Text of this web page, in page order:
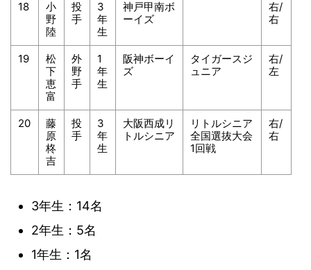
18
小
野
陸
投
手
3
年
生
神戸甲南ボ
ーイズ
右/
右
19
松
下
恵
富
外
野
手
1
年
生
阪神ボーイ
ズ
タイガースジ
ュニア
右/
左
20
藤
原
柊
吉
投
手
3
年
生
大阪西成リ
トルシニア
リトルシニア
全国選抜大会
1回戦
右/
右
3年生：14名
2年生：5名
1年生：1名